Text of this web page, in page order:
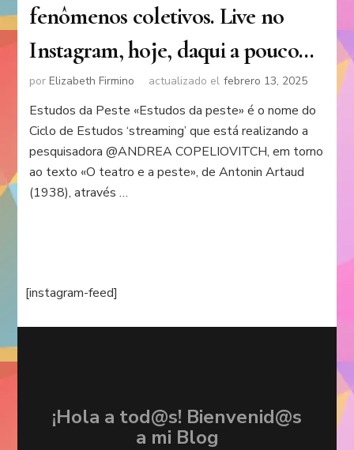
fenômenos coletivos. Live no
Instagram, hoje, daqui a pouco…
porElizabeth Firmino actualizado el febrero 13, 2025
Estudos da Peste «Estudos da peste» é o nome do
Ciclo de Estudos ‘streaming’ que está realizando a
pesquisadora @ANDREA COPELIOVITCH, em torno
ao texto «O teatro e a peste», de Antonin Artaud
(1938), através …
[instagram-feed]
¡Hola a tod@s! Bienvenid@s
a mi Blog